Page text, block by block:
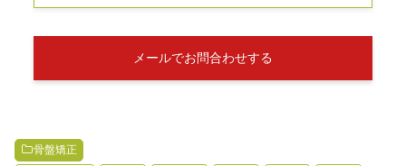
メールでお問合わせする
骨盤矯正